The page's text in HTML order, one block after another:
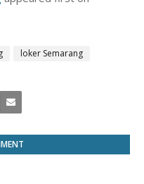
loker Semarang